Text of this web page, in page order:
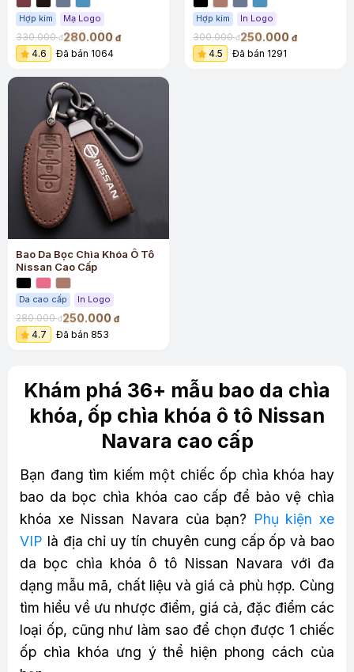
Hợp kim Mạ Logo
330.000đ280.000 đ
4.6 Đã bán 1064
Hợp kim In Logo
300.000đ250.000 đ
4.5 Đã bán 1291
Bao Da Bọc Chìa Khóa Ô Tô
Nissan Cao Cấp
Da cao cấp In Logo
280.000đ250.000 đ
4.7 Đã bán 853
Khám phá 36+ mẫu bao da chìa
khóa, ốp chìa khóa ô tô Nissan
Navara cao cấp
Bạn đang tìm kiếm một chiếc ốp chìa khóa hay
bao da bọc chìa khóa cao cấp để bảo vệ chìa
khóa xe Nissan Navara của bạn? Phụ kiện xe
VIP là địa chỉ uy tín chuyên cung cấp ốp và bao
da bọc chìa khóa ô tô Nissan Navara với đa
dạng mẫu mã, chất liệu và giá cả phù hợp. Cùng
tìm hiểu về ưu nhược điểm, giá cả, đặc điểm các
loại ốp, cũng như làm sao để chọn được 1 chiếc
ốp chìa khóa ưng ý thể hiện phong cách của